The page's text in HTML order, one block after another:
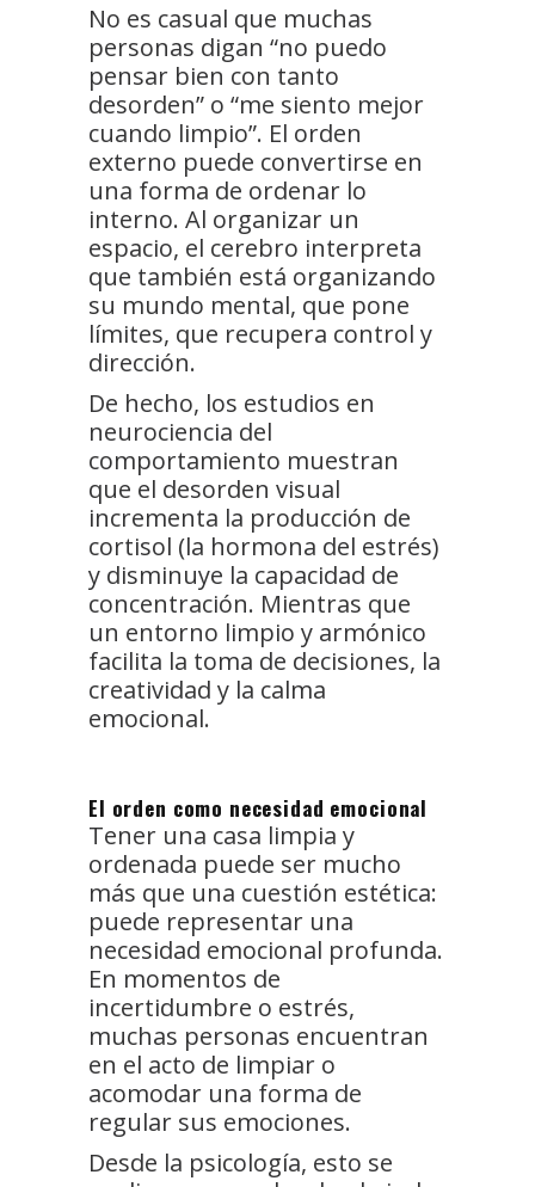
No es casual que muchas
personas digan “no puedo
pensar bien con tanto
desorden” o “me siento mejor
cuando limpio”. El orden
externo puede convertirse en
una forma de ordenar lo
interno. Al organizar un
espacio, el cerebro interpreta
que también está organizando
su mundo mental, que pone
límites, que recupera control y
dirección.
De hecho, los estudios en
neurociencia del
comportamiento muestran
que el desorden visual
incrementa la producción de
cortisol (la hormona del estrés)
y disminuye la capacidad de
concentración. Mientras que
un entorno limpio y armónico
facilita la toma de decisiones, la
creatividad y la calma
emocional.
El orden como necesidad emocional
Tener una casa limpia y
ordenada puede ser mucho
más que una cuestión estética:
puede representar una
necesidad emocional profunda.
En momentos de
incertidumbre o estrés,
muchas personas encuentran
en el acto de limpiar o
acomodar una forma de
regular sus emociones.
Desde la psicología, esto se